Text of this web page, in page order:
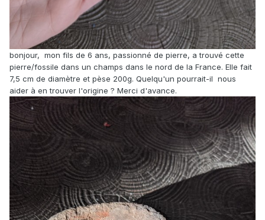
bonjour, mon fils de 6 ans, passionné de pierre, a trouvé cette
pierre/fossile dans un champs dans le nord de la France. Elle fait
7,5 cm de diamètre et pèse 200g. Quelqu'un pourrait-il nous
aider à en trouver l'origine ? Merci d'avance.